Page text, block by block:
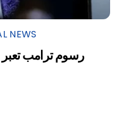
NEWS
رسوم ترامب